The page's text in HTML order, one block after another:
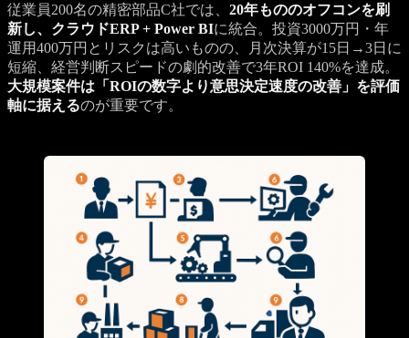
従業員200名の精密部品C社では、 20年もののオフコンを刷
新し、クラウドERP + Power BIに統合。投資3000万円・年
運用400万円とリスクは高いものの、月次決算が15日→3日に
短縮、経営判断スピードの劇的改善で3年ROI 140%を達成。
大規模案件は「ROIの数字より意思決定速度の改善」を評価
軸に据えるのが重要です。